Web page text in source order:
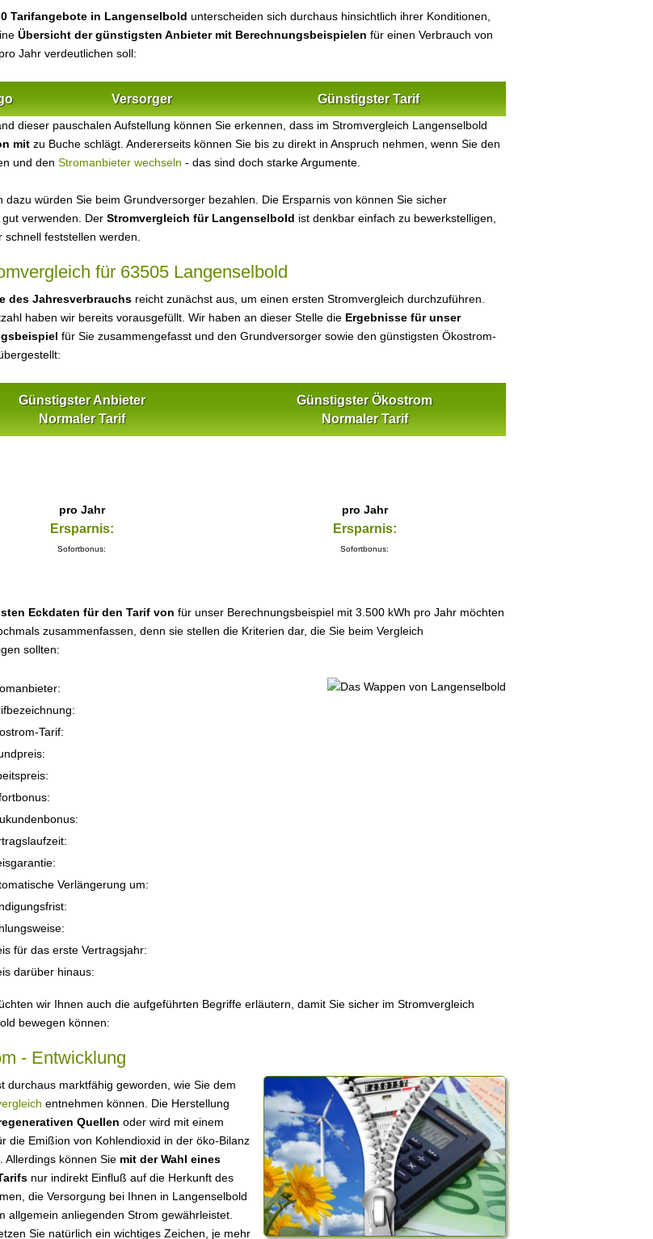
Tarifangebote in Langenselbold unterscheiden sich durchaus hinsichtlich ihrer Konditionen,
Übersicht der günstigsten Anbieter mit Berechnungsbeispielen für einen Verbrauch von
Jahr verdeutlichen soll:
Versorger Günstigster Tarif
dieser pauschalen Aufstellung können Sie erkennen, dass im Stromvergleich Langenselbold
mit zu Buche schlägt. Andererseits können Sie bis zu direkt in Anspruch nehmen, wenn Sie den
und den Stromanbieter wechseln - das sind doch starke Argumente.
dazu würden Sie beim Grundversorger bezahlen. Die Ersparnis von können Sie sicher
verwenden. Der Stromvergleich für Langenselbold ist denkbar einfach zu bewerkstelligen,
schnell feststellen werden.
für 63505 Langenselbold
des Jahresverbrauchs reicht zunächst aus, um einen ersten Stromvergleich durchzuführen.
haben wir bereits vorausgefüllt. Wir haben an dieser Stelle die Ergebnisse für unser
für Sie zusammengefasst und den Grundversorger sowie den günstigsten Ökostrom-
Günstigster Anbieter
Normaler Tarif
Günstigster Ökostrom
Normaler Tarif
pro Jahr
Ersparnis:
Sofortbonus:
pro Jahr
Ersparnis:
Sofortbonus:
Eckdaten für den Tarif von für unser Berechnungsbeispiel mit 3.500 kWh pro Jahr möchten
zusammenfassen, denn sie stellen die Kriterien dar, die Sie beim Vergleich
sollten:
Tarif:
Verlängerung um:
für das erste Vertragsjahr:
darüber hinaus:
wir Ihnen auch die aufgeführten Begriffe erläutern, damit Sie sicher im Stromvergleich
bewegen können:
- Entwicklung
durchaus marktfähig geworden, wie Sie dem
entnehmen können. Die Herstellung
Quellen oder wird mit einem
die Emißion von Kohlendioxid in der öko-Bilanz
Allerdings können Sie mit der Wahl eines
nur indirekt Einfluß auf die Herkunft des
die Versorgung bei Ihnen in Langenselbold
allgemein anliegenden Strom gewährleistet.
Sie natürlich ein wichtiges Zeichen, je mehr